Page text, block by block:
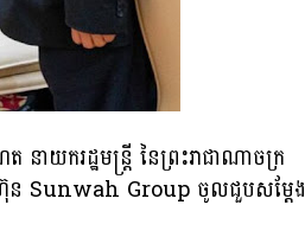
ាយករដ្ឋមន្រ្តី នៃព្រះរាជាណាចក្រ
ន Sunwah Group ចូលជួបសម្តែង